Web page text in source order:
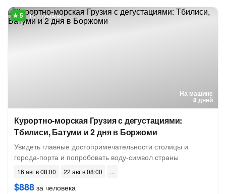
На машине
8 дней
10 отзывов
Курортно-морская Грузия с дегустациями:
Тбилиси, Батуми и 2 дня в Боржоми
Увидеть главные достопримечательности столицы и
города-порта и попробовать воду-символ страны
16 авг в 08:00 22 авг в 08:00
$888 за человека